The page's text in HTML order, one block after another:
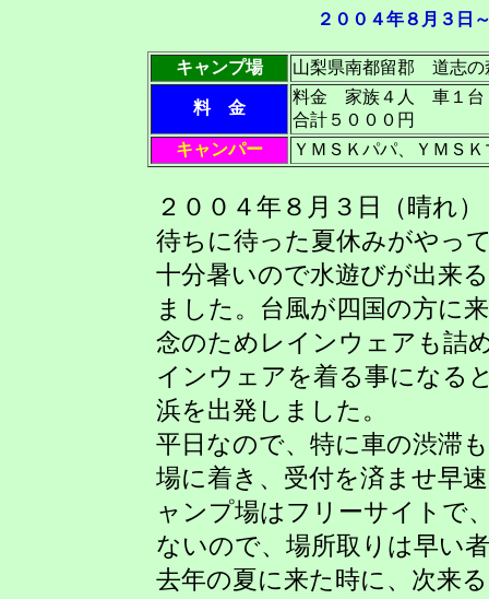
２００４年８月３
キャンプ場 山梨県南都留郡 道志の
料 金
料金 家族４人 車１
合計５０００円
キャンパー
ＹＭＳＫパパ、ＹＭＳ
２００４年８月３日（晴れ）
待ちに待った夏休みがやっ
十分暑いので水遊びが出来
ました。台風が四国の方に
念のためレインウェアも詰
インウェアを着る事になる
浜を出発しました。
平日なので、特に車の渋滞
場に着き、受付を済ませ早
ャンプ場はフリーサイトで
ないので、場所取りは早い
去年の夏に来た時に、次来